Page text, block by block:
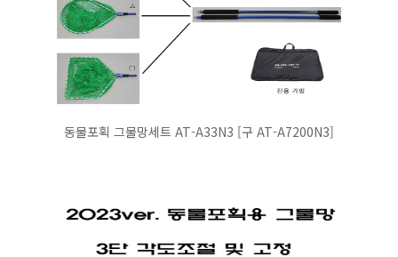
동물포획 그물망세트 AT-A33N3 [구 AT-A7200N3]